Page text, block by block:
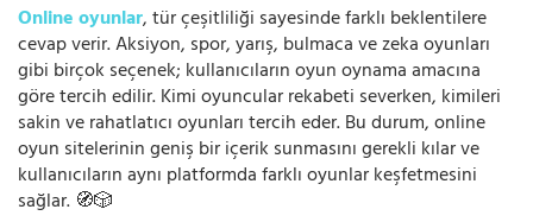
Online oyunlar, tür çeşitliliği sayesinde farklı beklentilere
cevap verir. Aksiyon, spor, yarış, bulmaca ve zeka oyunları
gibi birçok seçenek; kullanıcıların oyun oynama amacına
göre tercih edilir. Kimi oyuncular rekabeti severken, kimileri
sakin ve rahatlatıcı oyunları tercih eder. Bu durum, online
oyun sitelerinin geniş bir içerik sunmasını gerekli kılar ve
kullanıcıların aynı platformda farklı oyunlar keşfetmesini
sağlar. 🧭🎲